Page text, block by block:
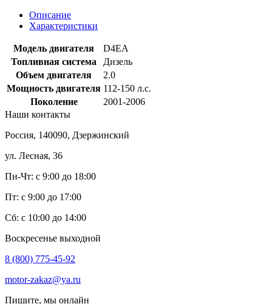
Описание
Характеристики
Модель двигателя
D4EA
Топливная система
Дизель
Объем двигателя
2.0
Мощность двигателя 112-150 л.с.
Поколение
2001-2006
Наши контакты
Россия, 140090, Дзержинский
ул. Лесная, 36
Пн-Чт: с 9:00 до 18:00
Пт: с 9:00 до 17:00
Сб: с 10:00 до 14:00
Воскресенье выходной
8 (800) 775-45-92
motor-zakaz@ya.ru
Пишите, мы онлайн